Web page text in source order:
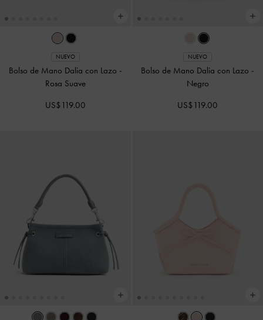
NUEVO
Bolso de Mano Dalia con Lazo -
Rosa Suave
US$119.00
NUEVO
Bolso de Mano Dalia con Lazo -
Negro
US$119.00